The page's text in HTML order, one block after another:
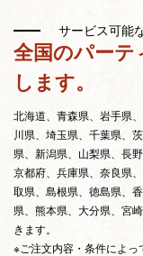
サービス可能
全国のパーテ
します。
北海道、青森県、岩手県
川県、埼玉県、千葉県、
県、新潟県、山梨県、長
京都府、兵庫県、奈良県
取県、島根県、徳島県、
県、熊本県、大分県、宮
きます。
※ご注文内容・条件によ